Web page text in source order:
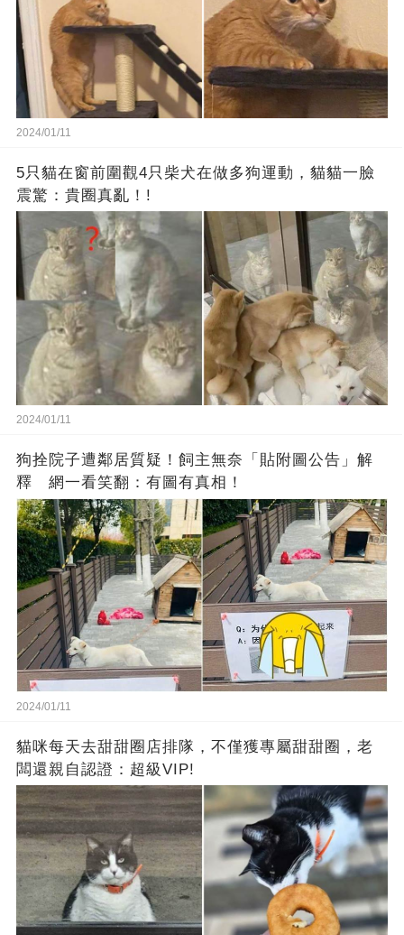
2024/01/11
5只貓在窗前圍觀4只柴犬在做多狗運動，貓貓一臉
震驚：貴圈真亂！!
2024/01/11
狗拴院子遭鄰居質疑！飼主無奈「貼附圖公告」解
釋 網一看笑翻：有圖有真相！
2024/01/11
貓咪每天去甜甜圈店排隊，不僅獲專屬甜甜圈，老
闆還親自認證：超級VIP!